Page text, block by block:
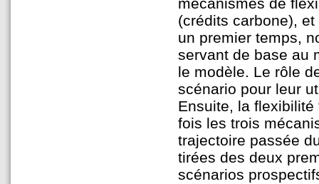
(crédits carbone),
un premier temps,
servant de base au
le modèle. Le rôle
scénario pour leur
Ensuite, la
fois les trois
trajectoire passée
tirées des deux
scénarios